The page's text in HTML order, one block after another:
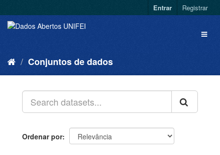
Entrar Registrar
Conjuntos de dados
Ordenar por